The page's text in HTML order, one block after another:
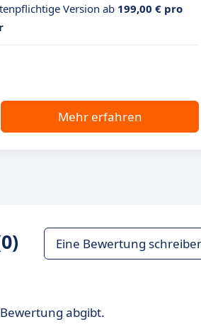
Version ab 199,00 € pro
Mehr erfahren
Eine Bewertung
abgibt.